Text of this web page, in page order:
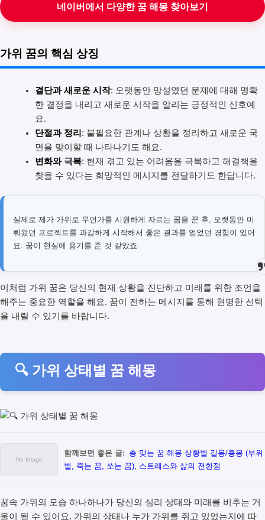
네이버에서 다양한 꿈 해몽 찾아보기
가위 꿈의 핵심 상징
결단과 새로운 시작: 오랫동안 망설였던 문제에 대해 명확
한 결정을 내리고 새로운 시작을 알리는 긍정적인 신호예
요.
단절과 정리 : 불필요한 관계나 상황을 정리하고 새로운 국
면을 맞이할 때 나타나기도 해요.
변화와 극복: 현재 겪고 있는 어려움을 극복하고 해결책을
찾을 수 있다는 희망적인 메시지를 전달하기도 한답니다.
실제로 제가 가위로 무언가를 시원하게 자르는 꿈을 꾼 후, 오랫동안 미
뤄왔던 프로젝트를 과감하게 시작해서 좋은 결과를 얻었던 경험이 있어
요. 꿈이 현실에 용기를 준 것 같았죠.
이처럼 가위 꿈은 당신의 현재 상황을 진단하고 미래를 위한 조언을
해주는 중요한 역할을 해요. 꿈이 전하는 메시지를 통해 현명한 선택
을 내릴 수 있기를 바랍니다.
🔍 가위 상태별 꿈 해몽
함께보면 좋은 글: 총 맞는 꿈 해몽 상황별 길몽/흉몽 (부위
별, 죽는 꿈, 쏘는 꿈), 스트레스와 삶의 전환점
꿈속 가위의 모습 하나하나가 당신의 심리 상태와 미래를 비추는 거
울이 될 수 있어요. 가위의 상태나 누가 가위를 쥐고 있었는지에 따